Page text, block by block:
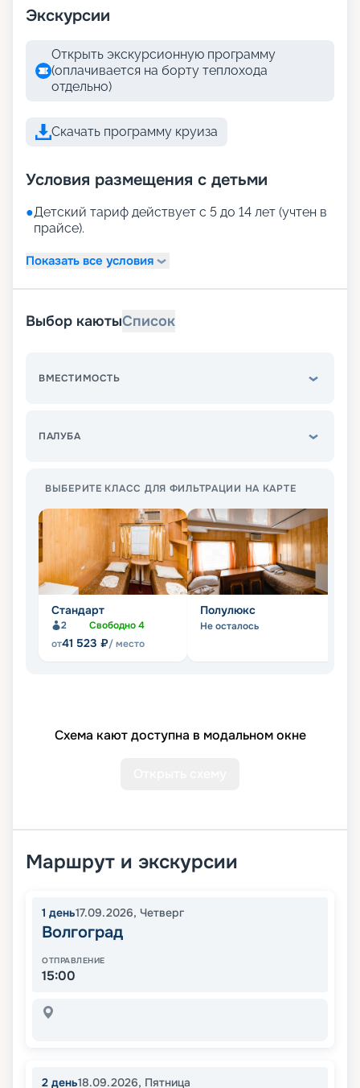
Экскурсии
Открыть экскурсионную программу
(оплачивается на борту теплохода
отдельно)
Скачать программу круиза
Условия размещения с детьми
●Детский тариф действует с 5 до 14 лет (учтен в
прайсе).
Показать все условия
Выбор каютыСписок
ВМЕСТИМОСТЬ
ПАЛУБА
ВЫБЕРИТЕ КЛАСС ДЛЯ ФИЛЬТРАЦИИ НА КАРТЕ
Стандарт
2 Свободно4
от41 523 ₽/ место
Полулюкс
Не осталось
Схема кают доступна в модальном окне
Маршрут и экскурсии
1 день17.09.2026, Четверг
Волгоград
ОТПРАВЛЕНИЕ
15:00
2 день18.09.2026, Пятница